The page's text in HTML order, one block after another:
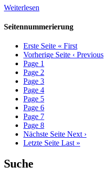
Weiterlesen
Seitennummerierung
Erste Seite « First
Vorherige Seite ‹ Previous
Page 1
Page 2
Page 3
Page 4
Page 5
Page 6
Page 7
Page 8
Nächste Seite Next ›
Letzte Seite Last »
Suche